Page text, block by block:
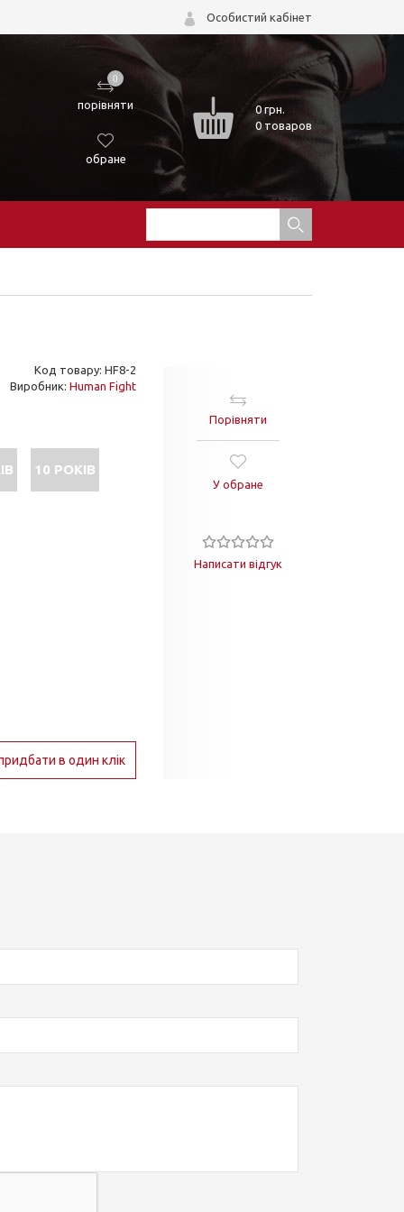
Особистий кабінет
0
порівняти
обране
0грн.
0 товаров
Код товару: HF8-2
Виробник: Human Fight
10 РОКІВ
в один клік
Порівняти
У обране
Написати відгук